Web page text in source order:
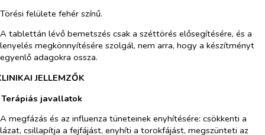
Törési felülete fehér színű.
A tablettán lévő bemetszés csak a széttörés elősegítésére, és a
lenyelés megkönnyítésére szolgál, nem arra, hogy a készítményt
egyenlő adagokra ossza.
JELLEMZŐK
javallatok
A megfázás és az influenza tüneteinek enyhítésére: csökkenti a
lázat, csillapítja a fejfájást, enyhíti a torokfájást, megszünteti az